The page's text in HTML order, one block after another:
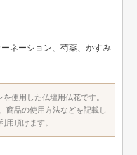
ネーション、芍薬、かすみ
使用した仏壇用仏花です。
商品の使用方法などを記載し
用頂けます。